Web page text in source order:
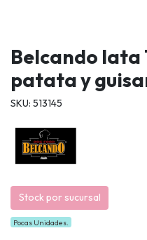
Belcando lata
patata y
SKU: 513145
Stock por sucursal
Pocas Unidades.